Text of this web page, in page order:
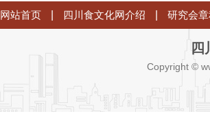
网站首页 四川食文化网介绍 研究会
Copyright ©